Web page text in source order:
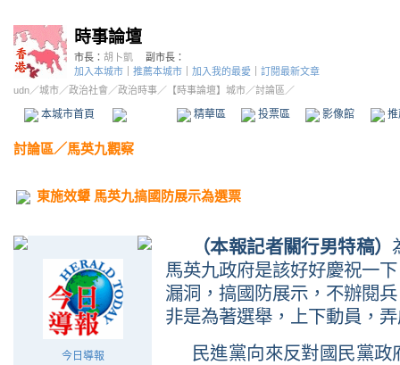
時事論壇
市長： 胡卜凱
副市長：
加入本城市
推薦本城市 加入我的最愛
訂閱最新文章
udn／城市／政治社會 ／政治時事／ 【時事論壇】城市／討論區／
本城市首頁 精華區 投票區 影像館
討論區／馬英九觀察
東施效顰 馬英九搞國防展示為選票
今日導報
（本報記者關行男特稿）
馬英九政府是該好好慶祝一
漏洞，搞國防展示，不辦閱
非是為著選舉，上下動員，
民進黨向來反對國民黨